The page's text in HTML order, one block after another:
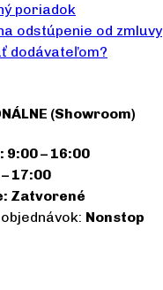
poriadok
odstúpenie od zmluvy
dodávateľom?
(Showroom)
9:00 – 16:00
17:00
Zatvorené
Nonstop